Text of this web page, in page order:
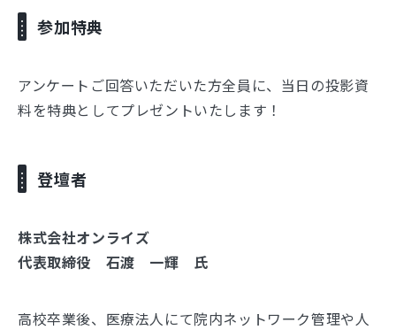
参加特典
アンケートご回答いただいた方全員に、当日の投影資
料を特典としてプレゼントいたします！
登壇者
株式会社オンライズ
代表取締役 石渡 一輝 氏
高校卒業後、医療法人にて院内ネットワーク管理や人